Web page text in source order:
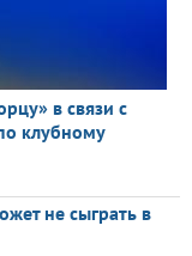
в связи с
клубному
не сыграть в